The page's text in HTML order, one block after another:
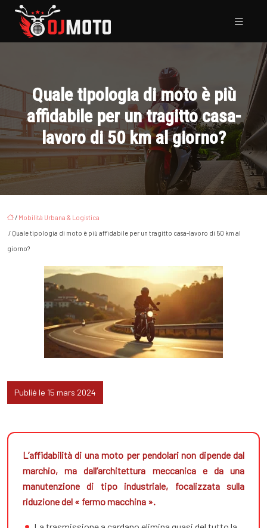
Quale tipologia di moto è più
affidabile per un tragitto casa-
lavoro di 50 km al giorno?
/ Mobilità Urbana & Logistica
/ Quale tipologia di moto è più affidabile per un tragitto casa-lavoro di 50 km al
giorno?
Publié le 15 mars 2024
L’affidabilità di una moto per pendolari non dipende dal
marchio, ma dall’architettura meccanica e da una
manutenzione di tipo industriale, focalizzata sulla
riduzione del « fermo macchina ».